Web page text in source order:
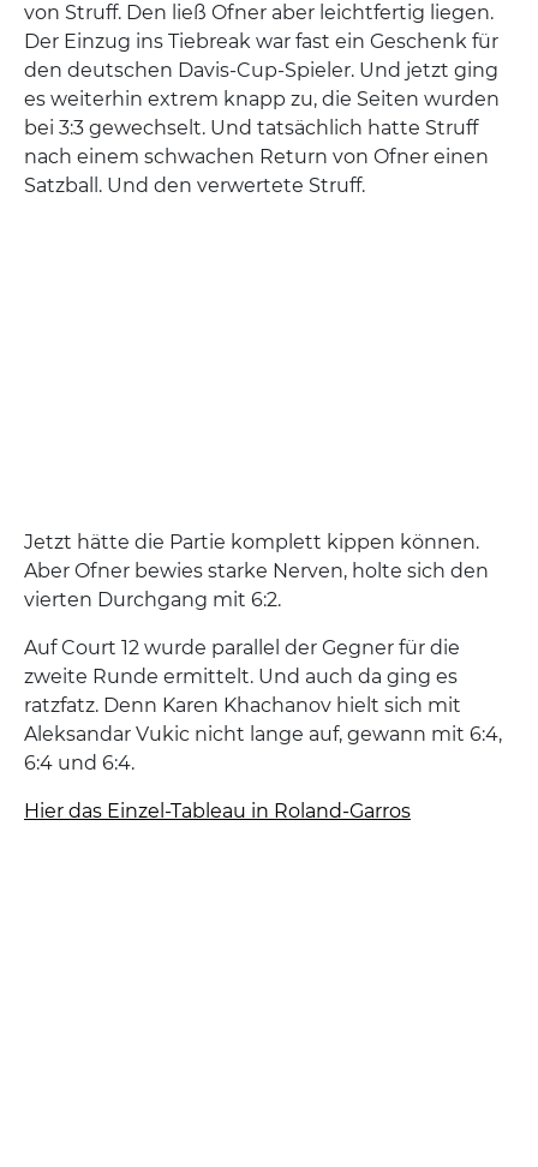
von Struff. Den ließ Ofner aber leichtfertig liegen.
Der Einzug ins Tiebreak war fast ein Geschenk für
den deutschen Davis-Cup-Spieler. Und jetzt ging
es weiterhin extrem knapp zu, die Seiten wurden
bei 3:3 gewechselt. Und tatsächlich hatte Struff
nach einem schwachen Return von Ofner einen
Satzball. Und den verwertete Struff.
Jetzt hätte die Partie komplett kippen können.
Aber Ofner bewies starke Nerven, holte sich den
vierten Durchgang mit 6:2.
Auf Court 12 wurde parallel der Gegner für die
zweite Runde ermittelt. Und auch da ging es
ratzfatz. Denn Karen Khachanov hielt sich mit
Aleksandar Vukic nicht lange auf, gewann mit 6:4,
6:4 und 6:4.
Hier das Einzel-Tableau in Roland-Garros